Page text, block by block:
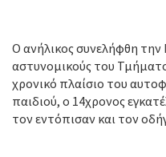
Ο ανήλικος συνελήφθη
αστυνομικούς του
χρονικό πλαίσιο του
παιδιού, ο 14χρονος
τον εντόπισαν και τον